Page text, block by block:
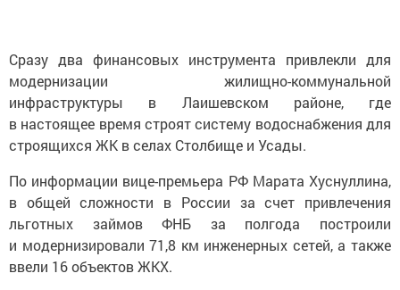
Сразу два финансовых инструмента привлекли для
модернизации жилищно-коммунальной
инфраструктуры в Лаишевском районе, где
в настоящее время строят систему водоснабжения для
строящихся ЖК в селах Столбище и Усады.
По информации вице-премьера РФ Марата Хуснуллина,
в общей сложности в России за счет привлечения
льготных займов ФНБ за полгода построили
и модернизировали 71,8 км инженерных сетей, а также
ввели 16 объектов ЖКХ.